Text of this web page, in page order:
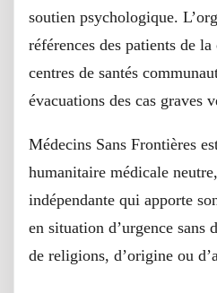
soutien psychologique.
références des patients de
centres de santés
évacuations des cas graves
Médecins Sans Frontières
humanitaire médicale
indépendante qui apporte
en situation d’urgence sans
de religions, d’origine ou